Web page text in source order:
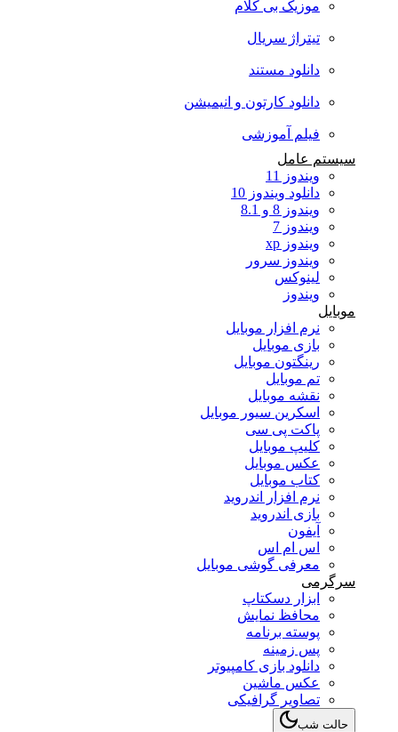
موزیک بی کلام
تیتراژ سریال
دانلود مستند
دانلود کارتون و انیمیشن
فیلم آموزشی
سیستم عامل
ویندوز 11
دانلود ویندوز 10
ویندوز 8 و 8.1
ویندوز 7
ویندوز xp
ویندوز سرور
لینوکس
ویندوز
موبایل
نرم افزار موبایل
بازی موبایل
رینگتون موبایل
تم موبایل
نقشه موبایل
اسکرین سیور موبایل
پاکت پی سی
کلیپ موبایل
عکس موبایل
کتاب موبایل
نرم افزار اندروید
بازی اندروید
آیفون
اس ام اس
معرفی گوشی موبایل
سرگرمی
ابزار دسکتاپ
محافظ نمایش
پوسته برنامه
پس زمینه
دانلود بازی کامپیوتر
عکس ماشین
تصاویر گرافیکی
حالت شب